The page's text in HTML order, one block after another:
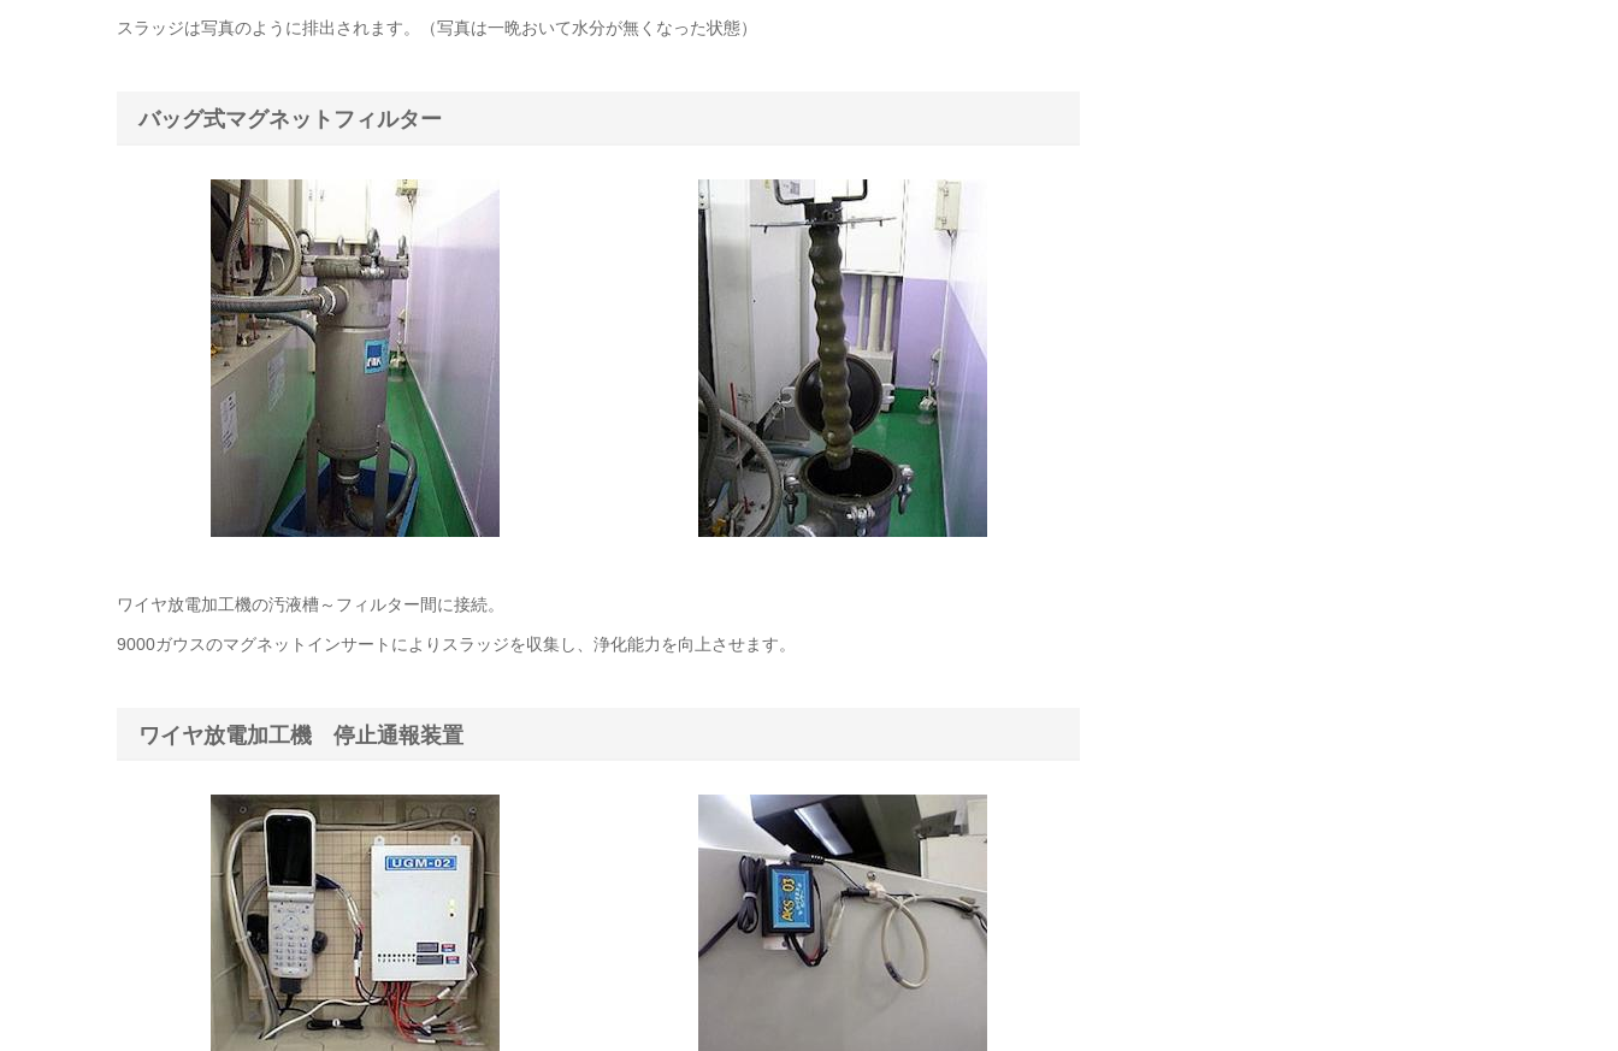
スラッジは写真のように排出されます。（写真は一晩おいて水分が無くなった状態）
バッグ式マグネットフィルター
ワイヤ放電加工機の汚液槽～フィルター間に接続。
9000ガウスのマグネットインサートによりスラッジを収集し、浄化能力を向上させます。
ワイヤ放電加工機 停止通報装置